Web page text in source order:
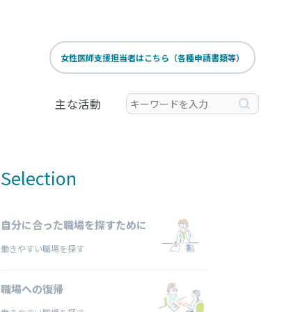
女性医師支援担当者はこちら（各種申請書類等）
主な活動
Selection
自分に合った職場を探すために
働きやすい職場を探す
職場への復帰